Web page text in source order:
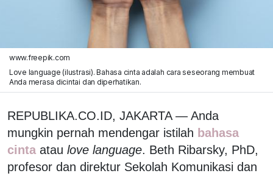
www.freepik.com
Love language (ilustrasi). Bahasa cinta adalah cara seseorang membuat
Anda merasa dicintai dan diperhatikan.
REPUBLIKA.CO.ID, JAKARTA — Anda
mungkin pernah mendengar istilah bahasa
cinta atau love language. Beth Ribarsky, PhD,
profesor dan direktur Sekolah Komunikasi dan